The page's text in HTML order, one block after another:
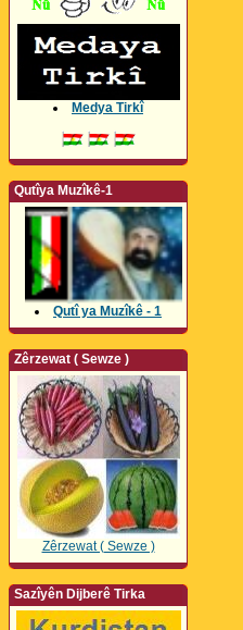
Medya Tirkî
Qutîya Muzîkê-1
Qutî ya Muzîkê - 1
Zêrzewat ( Sewze )
Zêrzewat ( Sewze )
Sazîyên Dijberê Tirka